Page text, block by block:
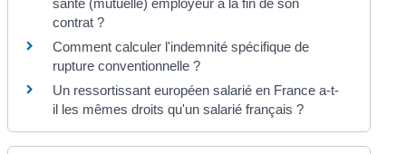
santé (mutuelle) employeur à la fin de son
contrat ?
Comment calculer l'indemnité spécifique de
rupture conventionnelle ?
Un ressortissant européen salarié en France a-t-
il les mêmes droits qu'un salarié français ?